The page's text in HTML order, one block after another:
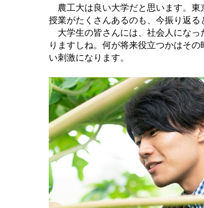
農工大は良い大学だと思います。東
授業がたくさんあるのも、今振り返
大学生の皆さんには、社会人になっ
りますしね。何が将来役立つかはそ
い刺激になります。